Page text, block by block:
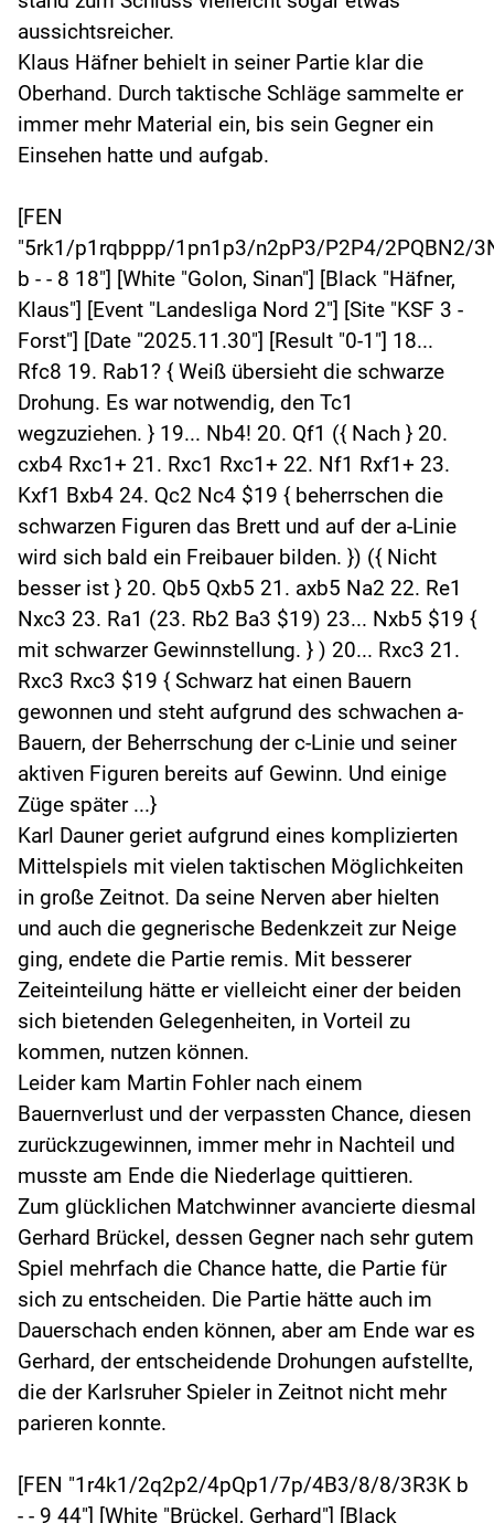
aussichtsreicher.
Klaus Häfner behielt in seiner Partie klar die
Oberhand. Durch taktische Schläge sammelte er
immer mehr Material ein, bis sein Gegner ein
Einsehen hatte und aufgab.
[FEN
"5rk1/p1rqbppp/1pn1p3/n2pP3/P2P4/2PQBN2/
b - - 8 18"] [White "Golon, Sinan"] [Black "Häfner,
Klaus"] [Event "Landesliga Nord 2"] [Site "KSF 3 -
Forst"] [Date "2025.11.30"] [Result "0-1"] 18...
Rfc8 19. Rab1? { Weiß übersieht die schwarze
Drohung. Es war notwendig, den Tc1
wegzuziehen. } 19... Nb4! 20. Qf1 ({ Nach } 20.
cxb4 Rxc1+ 21. Rxc1 Rxc1+ 22. Nf1 Rxf1+ 23.
Kxf1 Bxb4 24. Qc2 Nc4 $19 { beherrschen die
schwarzen Figuren das Brett und auf der a-Linie
wird sich bald ein Freibauer bilden. }) ({ Nicht
besser ist } 20. Qb5 Qxb5 21. axb5 Na2 22. Re1
Nxc3 23. Ra1 (23. Rb2 Ba3 $19) 23... Nxb5 $19 {
mit schwarzer Gewinnstellung. } ) 20... Rxc3 21.
Rxc3 Rxc3 $19 { Schwarz hat einen Bauern
gewonnen und steht aufgrund des schwachen a-
Bauern, der Beherrschung der c-Linie und seiner
aktiven Figuren bereits auf Gewinn. Und einige
Züge später ...}
Karl Dauner geriet aufgrund eines komplizierten
Mittelspiels mit vielen taktischen Möglichkeiten
in große Zeitnot. Da seine Nerven aber hielten
und auch die gegnerische Bedenkzeit zur Neige
ging, endete die Partie remis. Mit besserer
Zeiteinteilung hätte er vielleicht einer der beiden
sich bietenden Gelegenheiten, in Vorteil zu
kommen, nutzen können.
Leider kam Martin Fohler nach einem
Bauernverlust und der verpassten Chance, diesen
zurückzugewinnen, immer mehr in Nachteil und
musste am Ende die Niederlage quittieren.
Zum glücklichen Matchwinner avancierte diesmal
Gerhard Brückel, dessen Gegner nach sehr gutem
Spiel mehrfach die Chance hatte, die Partie für
sich zu entscheiden. Die Partie hätte auch im
Dauerschach enden können, aber am Ende war es
Gerhard, der entscheidende Drohungen aufstellte,
die der Karlsruher Spieler in Zeitnot nicht mehr
parieren konnte.
[FEN "1r4k1/2q2p2/4pQp1/7p/4B3/8/8/3R3K b
- - 9 44"] [White "Brückel, Gerhard"] [Black